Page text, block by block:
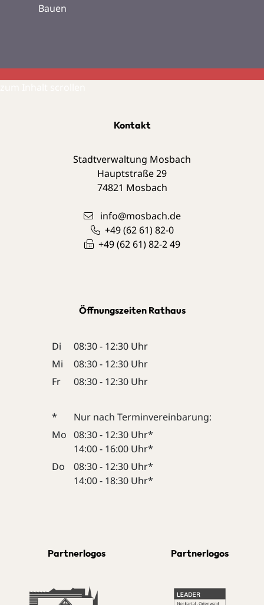
Bauen
Kontakt
Stadtverwaltung Mosbach
Hauptstraße 29
74821 Mosbach
info@mosbach.de
+49 (62 61) 82-0
+49 (62 61) 82-2 49
Öffnungszeiten Rathaus
Di
08:30 - 12:30 Uhr
Mi
08:30 - 12:30 Uhr
Fr
08:30 - 12:30 Uhr
*
Nur nach Terminvereinbarung:
Mo 08:30 - 12:30 Uhr*
14:00 - 16:00 Uhr*
Do
08:30 - 12:30 Uhr*
14:00 - 18:30 Uhr*
Partnerlogos Partnerlogos